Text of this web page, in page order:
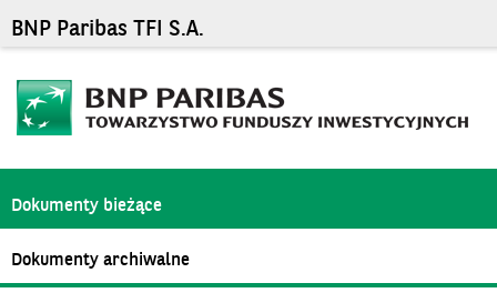
BNP Paribas TFI S.A.
Dokumenty bieżące
Dokumenty archiwalne